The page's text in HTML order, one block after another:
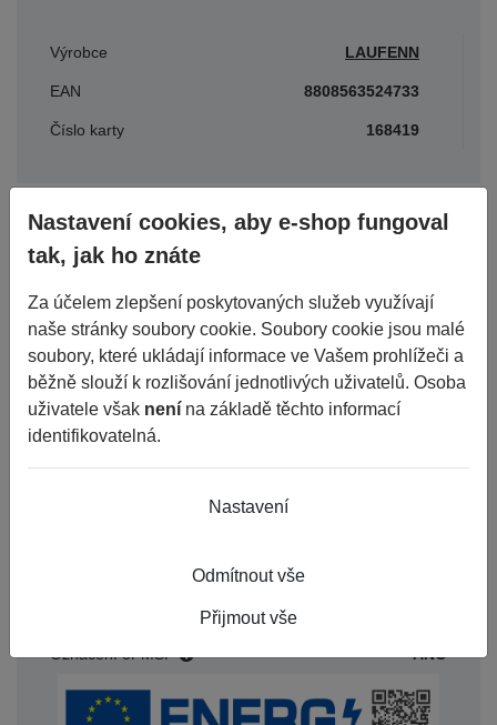
Výrobce LAUFENN
EAN 8808563524733
Číslo karty 168419
Parametry
Období CELOROČNÍ
Šířka 155
Průměr
Konstrukce
Označení 3PMSF ANO
Nastavení cookies, aby e-shop fungoval
tak, jak ho znáte
Za účelem zlepšení poskytovaných služeb využívají
naše stránky soubory cookie. Soubory cookie jsou malé
soubory, které ukládají informace ve Vašem prohlížeči a
běžně slouží k rozlišování jednotlivých uživatelů. Osoba
uživatele však není na základě těchto informací
identifikovatelná.
Nastavení
Odmítnout vše
Přijmout vše